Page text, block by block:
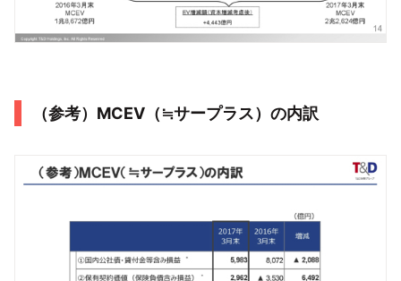
（参考）MCEV（≒サープラス）の内訳